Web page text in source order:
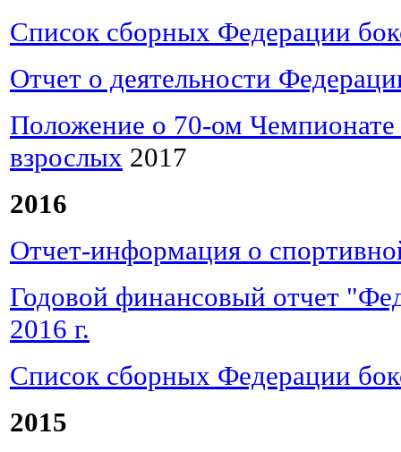
Список сборных Федерации
Отчет о деятельности
Положение о 70-ом
взрослых 2017
2016
Отчет-информация о
Годовой финансовый отчет
2016 г.
Список сборных Федерации
2015